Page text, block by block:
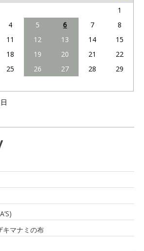
1
4 5 6 7
8
11 12 13 14
15
18 19 20 21
22
25 26 27 28
29
キマナミの布